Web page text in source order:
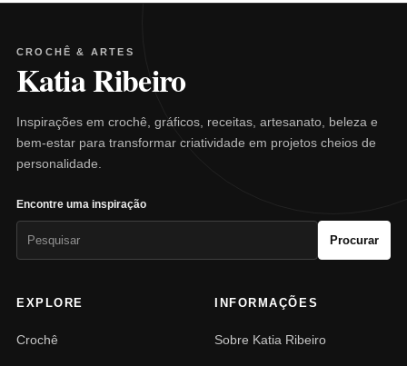
CROCHÊ & ARTES
Katia Ribeiro
Inspirações em crochê, gráficos, receitas, artesanato, beleza e
bem-estar para transformar criatividade em projetos cheios de
personalidade.
Encontre uma inspiração
Procurar
EXPLORE
Crochê
INFORMAÇÕES
Sobre Katia Ribeiro